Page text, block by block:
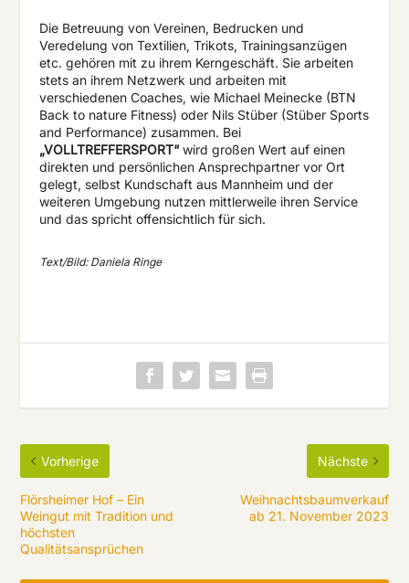
Die Betreuung von Vereinen, Bedrucken und
Veredelung von Textilien, Trikots, Trainingsanzügen
etc. gehören mit zu ihrem Kerngeschäft. Sie arbeiten
stets an ihrem Netzwerk und arbeiten mit
verschiedenen Coaches, wie Michael Meinecke (BTN
Back to nature Fitness) oder Nils Stüber (Stüber Sports
and Performance) zusammen. Bei
„VOLLTREFFERSPORT“wird großen Wert auf einen
direkten und persönlichen Ansprechpartner vor Ort
gelegt, selbst Kundschaft aus Mannheim und der
weiteren Umgebung nutzen mittlerweile ihren Service
und das spricht offensichtlich für sich.
Text/Bild: Daniela Ringe
Vorherige
Flörsheimer Hof – Ein
Weingut mit Tradition und
höchsten
Qualitätsansprüchen
Nächste
Weihnachtsbaumverkauf
ab 21. November 2023